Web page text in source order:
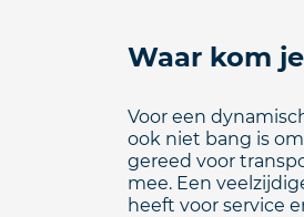
Waar kom
Voor een
ook niet bang is
gereed voor
mee. Een
heeft voor service